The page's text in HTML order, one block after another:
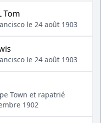
Tom
le 24 août 1903
le 24 août 1903
Town et rapatrié
1902